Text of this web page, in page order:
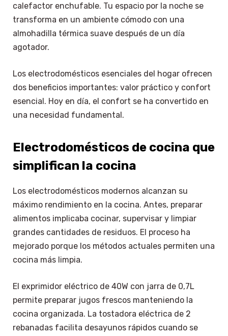
calefactor enchufable. Tu espacio por la noche se
transforma en un ambiente cómodo con una
almohadilla térmica suave después de un día
agotador.
Los electrodomésticos esenciales del hogar ofrecen
dos beneficios importantes: valor práctico y confort
esencial. Hoy en día, el confort se ha convertido en
una necesidad fundamental.
Electrodomésticos de cocina que
simplifican la cocina
Los electrodomésticos modernos alcanzan su
máximo rendimiento en la cocina. Antes, preparar
alimentos implicaba cocinar, supervisar y limpiar
grandes cantidades de residuos. El proceso ha
mejorado porque los métodos actuales permiten una
cocina más limpia.
El exprimidor eléctrico de 40W con jarra de 0,7L
permite preparar jugos frescos manteniendo la
cocina organizada. La tostadora eléctrica de 2
rebanadas facilita desayunos rápidos cuando se